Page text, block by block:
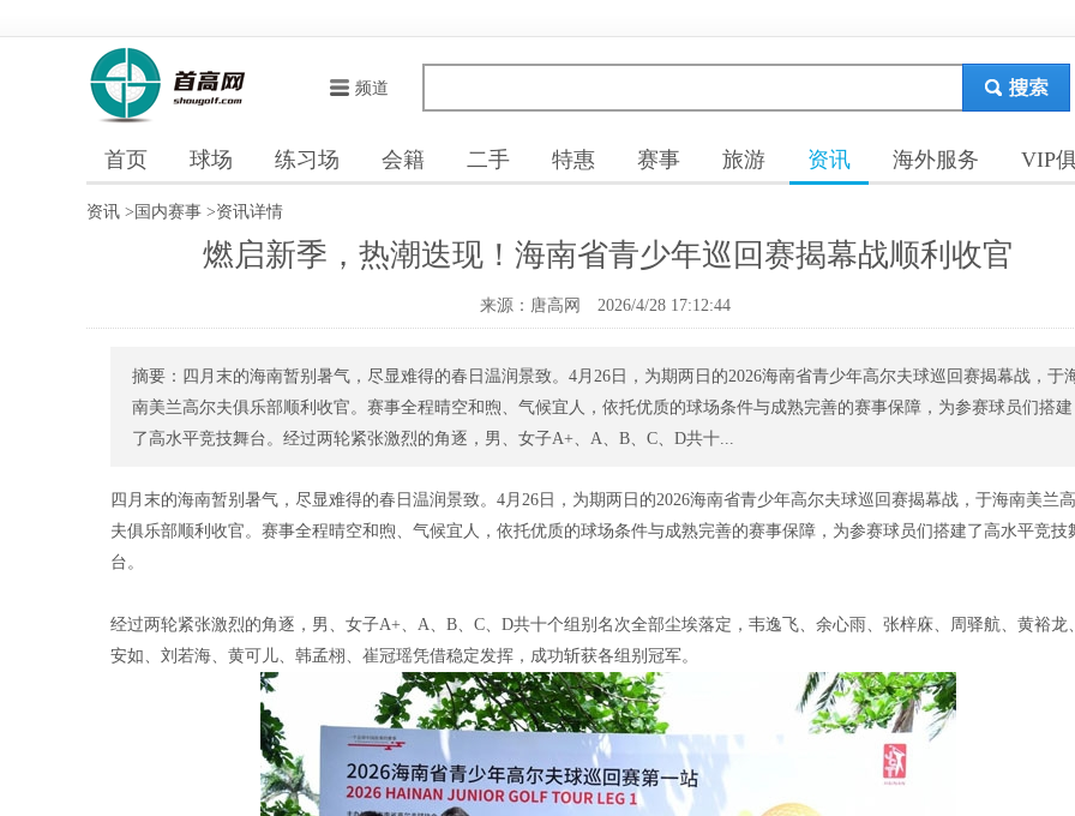
频道
首页 球场 练习场 会籍 二手 特惠 赛事 旅游 资讯 海外服务 VIP
资讯 > 国内赛事 >资讯详情
燃启新季，热潮迭现！海南省青少年巡回赛揭幕战顺利收官
来源：唐高网 2026/4/28 17:12:44
摘要：四月末的海南暂别暑气，尽显难得的春日温润景致。4月26日，为期两日的2026海南省青少年高尔夫球巡回赛揭幕战，于
南美兰高尔夫俱乐部顺利收官。赛事全程晴空和煦、气候宜人，依托优质的球场条件与成熟完善的赛事保障，为参赛球员们搭建
了高水平竞技舞台。经过两轮紧张激烈的角逐，男、女子A+、A、B、C、D共十...
四月末的海南暂别暑气，尽显难得的春日温润景致。4月26日，为期两日的2026海南省青少年高尔夫球巡回赛揭幕战，于海南美兰
夫俱乐部顺利收官。赛事全程晴空和煦、气候宜人，依托优质的球场条件与成熟完善的赛事保障，为参赛球员们搭建了高水平竞技
台。
经过两轮紧张激烈的角逐，男、女子A+、A、B、C、D共十个组别名次全部尘埃落定，韦逸飞、余心雨、张梓庥、周驿航、黄裕龙
安如、刘若海、黄可儿、韩孟栩、崔冠瑶凭借稳定发挥，成功斩获各组别冠军。